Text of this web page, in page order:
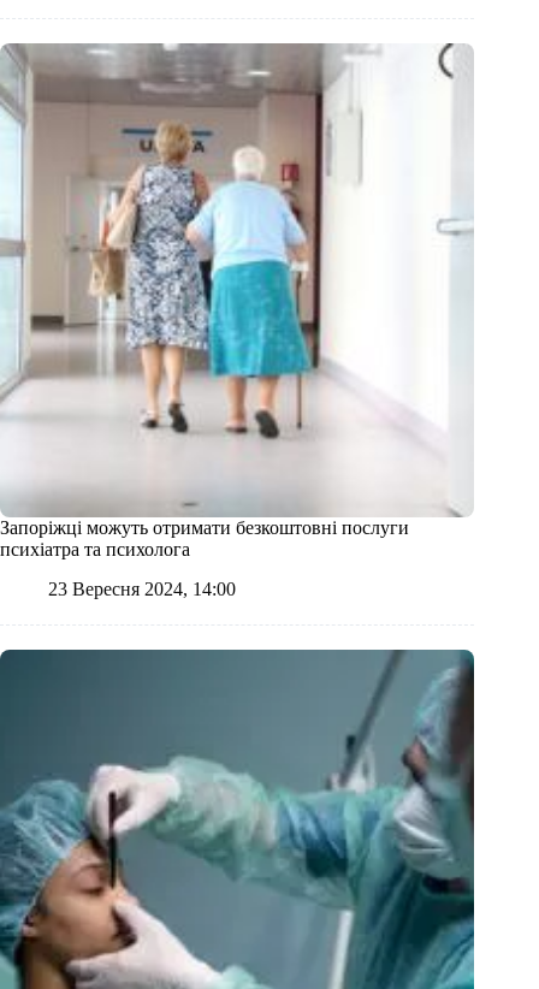
Запоріжці можуть отримати безкоштовні послуги
психіатра та психолога
23 Вересня 2024, 14:00